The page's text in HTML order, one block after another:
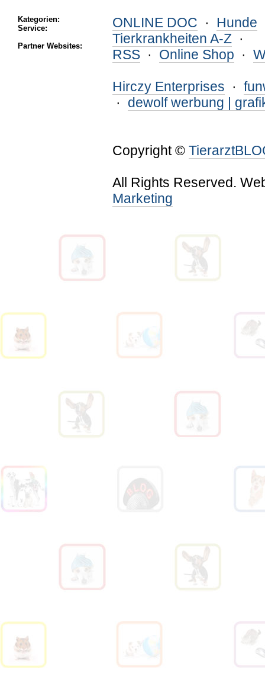
Kategorien:
Service:
Partner Websites:
ONLINE DOC · Hunde
Tierkrankheiten A-Z ·
RSS · Online Shop ·
Hirczy Enterprises ·
· dewolf werbung |
Copyright ©
All Rights Reserved.
Marketing